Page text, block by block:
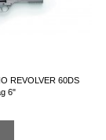
REVOLVER 60DS
6"